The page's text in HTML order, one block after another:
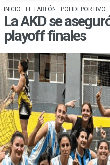
INICIO EL TABLÓN POLIDEPORTIVO
La AKD se
playoff finales